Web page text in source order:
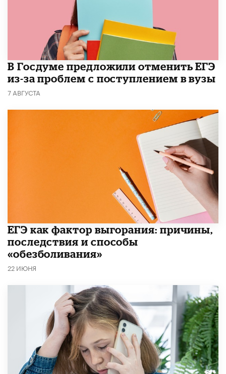
В Госдуме предложили отменить ЕГЭ
из-за проблем с поступлением в вузы
7 АВГУСТА
​ЕГЭ как фактор выгорания: причины,
последствия и способы
«обезболивания»
22 ИЮНЯ